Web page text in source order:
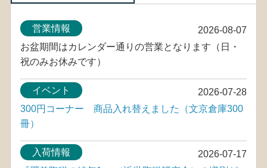
2026-08-07
営業情報
お盆期間はカレンダー通りの営業となります（日・
祝のみお休みです）
2026-07-28
イベント
300円コーナー 商品入れ替えました（文京倉庫300
冊）
2026-07-17
入荷情報